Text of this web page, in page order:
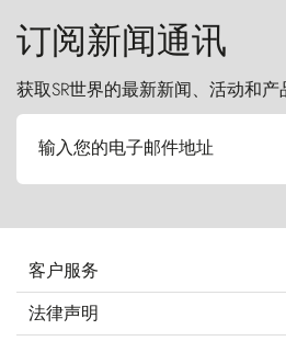
订阅新闻通讯
获取SR世界的最新新闻、活动和产
输入您的电子邮件地址
客户服务
法律声明